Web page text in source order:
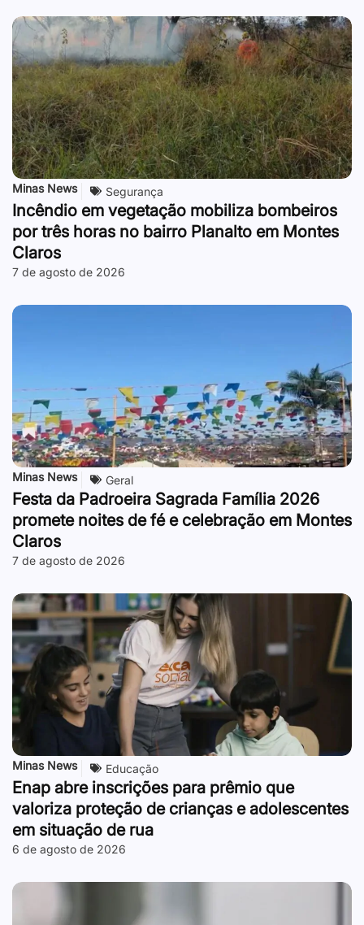
Minas News Segurança
Incêndio em vegetação mobiliza bombeiros
por três horas no bairro Planalto em Montes
Claros
7 de agosto de 2026
Minas News Geral
Festa da Padroeira Sagrada Família 2026
promete noites de fé e celebração em Montes
Claros
7 de agosto de 2026
Minas News Educação
Enap abre inscrições para prêmio que
valoriza proteção de crianças e adolescentes
em situação de rua
6 de agosto de 2026